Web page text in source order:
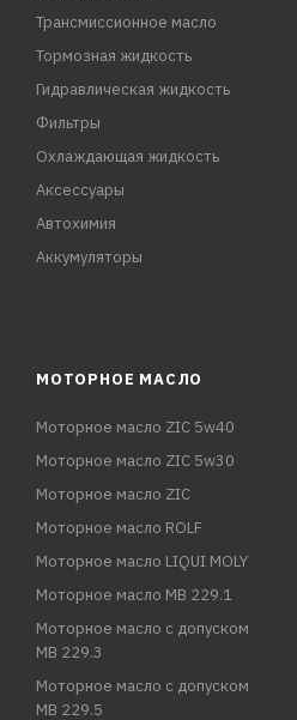
Трансмиссионное масло
Тормозная жидкость
Гидравлическая жидкость
Фильтры
Охлаждающая жидкость
Аксессуары
Автохимия
Аккумуляторы
МОТОРНОЕ МАСЛО
Моторное масло ZIC 5w40
Моторное масло ZIC 5w30
Моторное масло ZIC
Моторное масло ROLF
Моторное масло LIQUI MOLY
Моторное масло MB 229.1
Моторное масло с допуском
MB 229.3
Моторное масло с допуском
MB 229.5